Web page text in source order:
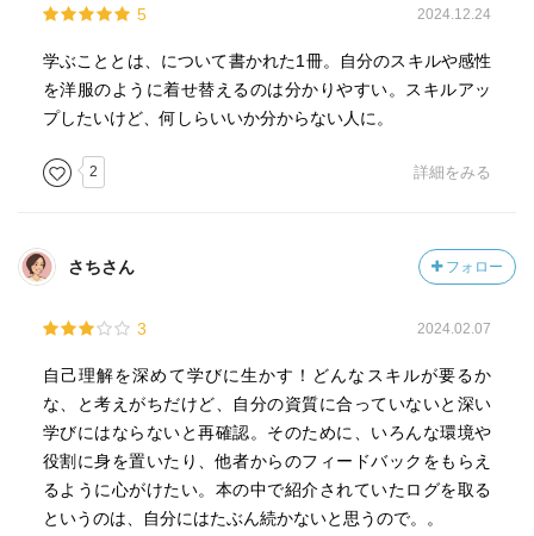
5 2024.12.24
学ぶこととは、について書かれた1冊。自分のスキルや感性
を洋服のように着せ替えるのは分かりやすい。スキルアッ
プしたいけど、何しらいいか分からない人に。
2 詳細をみる
さちさん フォロー
3 2024.02.07
自己理解を深めて学びに生かす！どんなスキルが要るか
な、と考えがちだけど、自分の資質に合っていないと深い
学びにはならないと再確認。そのために、いろんな環境や
役割に身を置いたり、他者からのフィードバックをもらえ
るように心がけたい。本の中で紹介されていたログを取る
というのは、自分にはたぶん続かないと思うので。。